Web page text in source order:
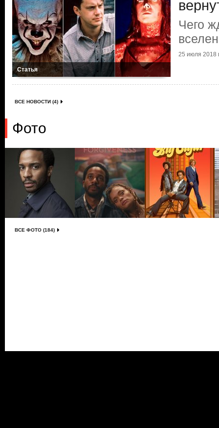
Статья
Чего
25 июля 2018
ВСЕ НОВОСТИ (4)
Фото
ВСЕ ФОТО (184)